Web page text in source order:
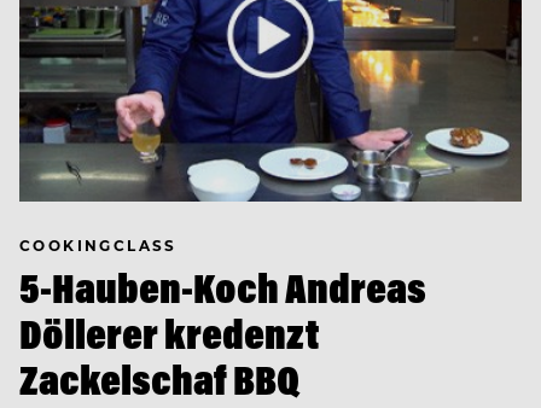
COOKINGCLASS
5-Hauben-Koch Andreas
Döllerer kredenzt
Zackelschaf BBQ